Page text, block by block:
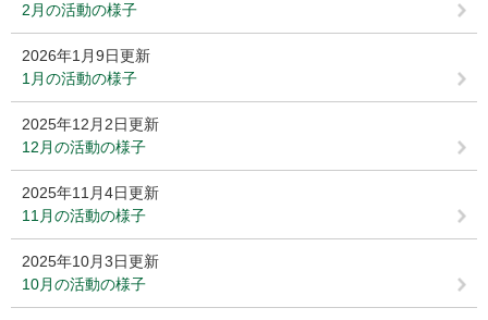
2月の活動の様子
2026年1月9日更新
1月の活動の様子
2025年12月2日更新
12月の活動の様子
2025年11月4日更新
11月の活動の様子
2025年10月3日更新
10月の活動の様子